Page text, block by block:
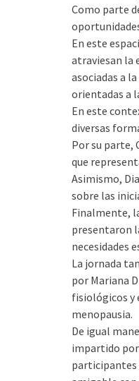
Como parte
En este
atraviesan la
asociadas a
orientadas a
En este
diversas
Por su parte,
que
Asimismo,
sobre las
Finalmente,
presentaron
necesidades
La jornada
por Mariana
fisiológicos y
menopausia.
De igual
impartido por
participantes